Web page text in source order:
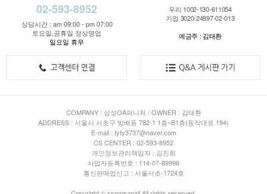
02-593-8952
상담시간 : am 09:00 - pm 07:00
토요일,공휴일 정상영업
일요일 휴무
우리 1002-130-611054
기업 3020-24897-02-013
예금주 : 김태환
COMPANY : 삼성OA퍼니쳐 / OWNER : 김태환
ADDRESS : 서울시 서초구 방배동 782-1 1층~B1층(동작대로 194)
E-mail : tyty3737@naver.com
CS CENTER : 02-593-8952
개인정보관리책임자 : 김진희
사업자등록번호 : 114-07-89996
통신판매업신고 : 서울서초-1724호